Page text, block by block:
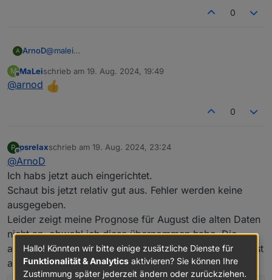
0
A ArnoD@malei
da die PV-Leistung erfasst. Mann müsste dann aus
IstPvErtragLM0_kWh und IstPvErtragLM1_kWh die
M
Offline
MaLeischrieb am 19. Aug. 2024, 19:49
zuletzt editiert von
@arnod
0
P
Offline
psrelaxschrieb am 19. Aug. 2024, 23:24
zuletzt editiert von
@ArnoD
Ich habs jetzt auch eingerichtet.
Schaut bis jetzt relativ gut aus. Fehler werden keine
ausgegeben.
Leider zeigt meine Prognose für August die alten Daten
nicht an, obwohl ich diese übernommen habe. Die
anderen Monate passen alle. -> Wollts nur anmerken, ist
aber für mich nicht so kriegsentscheidend.
Hallo! Könnten wir bitte einige zusätzliche Dienste für
Funktionalität & Analytics aktivieren? Sie können Ihre
Zustimmung später jederzeit ändern oder zurückziehen.